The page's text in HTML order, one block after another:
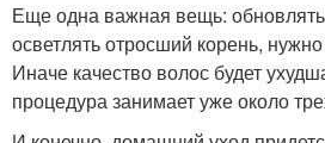
Еще одна важная вещь:
осветлять отросший корень,
Иначе качество волос будет
процедура занимает уже около